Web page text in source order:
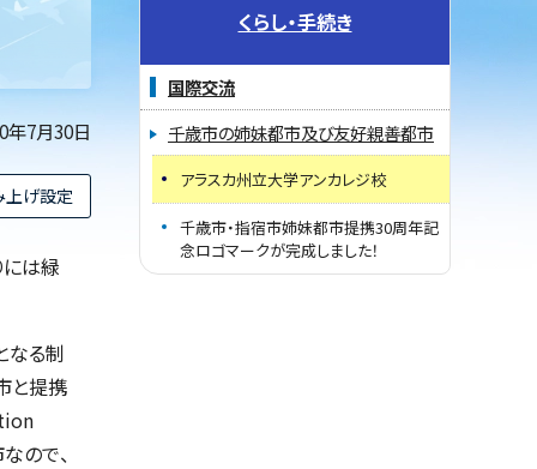
年7月30日
上げ設定
は緑
なる制
と提携
ので、
くらし・手続き
国際交流
千歳市の姉妹都市及び友好親善都市
アラスカ州立大学アンカレジ校
千歳市・指宿市姉妹都市提携30周年記
念ロゴマークが完成しました！